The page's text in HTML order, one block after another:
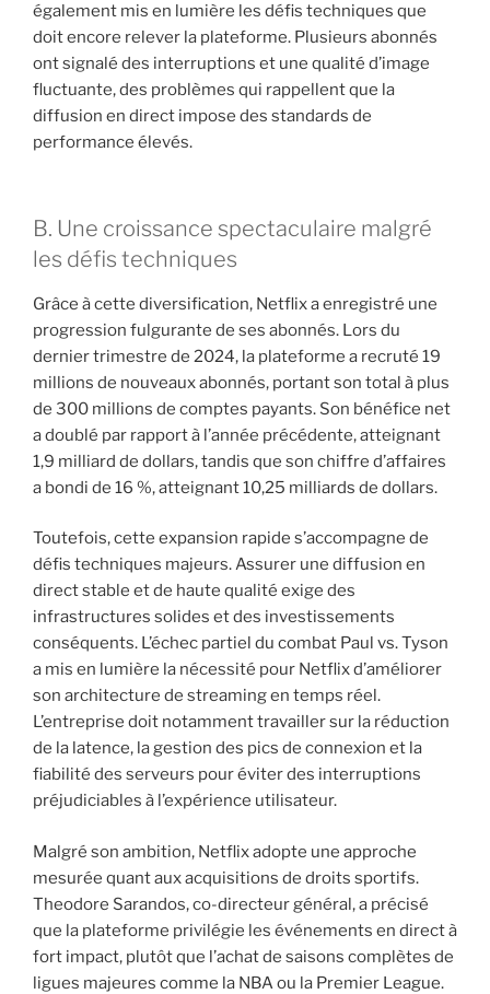
également mis en lumière les défis techniques que
doit encore relever la plateforme. Plusieurs abonnés
ont signalé des interruptions et une qualité d’image
fluctuante, des problèmes qui rappellent que la
diffusion en direct impose des standards de
performance élevés.
B. Une croissance spectaculaire malgré
les défis techniques
Grâce à cette diversification, Netflix a enregistré une
progression fulgurante de ses abonnés. Lors du
dernier trimestre de 2024, la plateforme a recruté 19
millions de nouveaux abonnés, portant son total à plus
de 300 millions de comptes payants. Son bénéfice net
a doublé par rapport à l’année précédente, atteignant
1,9 milliard de dollars, tandis que son chiffre d’affaires
a bondi de 16 %, atteignant 10,25 milliards de dollars.
Toutefois, cette expansion rapide s’accompagne de
défis techniques majeurs. Assurer une diffusion en
direct stable et de haute qualité exige des
infrastructures solides et des investissements
conséquents. L’échec partiel du combat Paul vs. Tyson
a mis en lumière la nécessité pour Netflix d’améliorer
son architecture de streaming en temps réel.
L’entreprise doit notamment travailler sur la réduction
de la latence, la gestion des pics de connexion et la
fiabilité des serveurs pour éviter des interruptions
préjudiciables à l’expérience utilisateur.
Malgré son ambition, Netflix adopte une approche
mesurée quant aux acquisitions de droits sportifs.
Theodore Sarandos, co-directeur général, a précisé
que la plateforme privilégie les événements en direct à
fort impact, plutôt que l’achat de saisons complètes de
ligues majeures comme la NBA ou la Premier League.